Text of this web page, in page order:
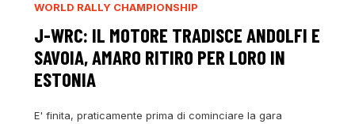
WORLD RALLY CHAMPIONSHIP
J-WRC: IL MOTORE TRADISCE ANDOLFI E
SAVOIA, AMARO RITIRO PER LORO IN
ESTONIA
E' finita, praticamente prima di cominciare la gara